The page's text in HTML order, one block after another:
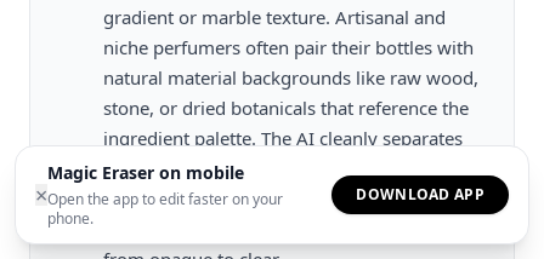
×
Magic Eraser on mobile
Open the app to edit faster on your
phone.
DOWNLOAD APP
gradient or marble texture. Artisanal and
niche perfumers often pair their bottles with
natural material backgrounds like raw wood,
stone, or dried botanicals that reference the
ingredient palette. The AI cleanly separates
complex glass bottle edges from the
background, handling the partially